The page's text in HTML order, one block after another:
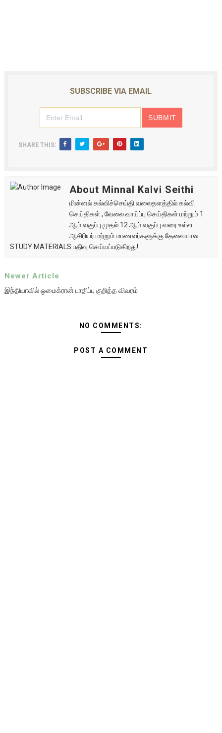
SUBSCRIBE VIA EMAIL
SHARE THIS:
About Minnal Kalvi Seithi
மின்னல் கல்விச்செய்தி வலைதளத்தில் கல்வி
செய்திகள் , வேலை வாய்ப்பு செய்திகள் மற்றும் 1
ஆம் வகுப்பு முதல் 12 ஆம் வகுப்பு வரை உள்ள
ஆசிரியர் மற்றும் மாணவர்களுக்கு தேவையான
STUDY MATERIALS பதிவு செய்யப்படுகிறது!
Newer Article
இந்தியாவில் ஒமைக்ரான் பாதிப்பு குறித்த விவரம்
NO COMMENTS:
POST A COMMENT